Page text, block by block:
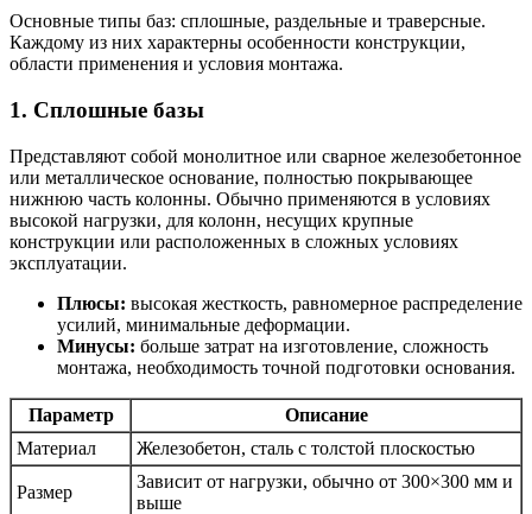
Основные типы баз: сплошные, раздельные и траверсные.
Каждому из них характерны особенности конструкции,
области применения и условия монтажа.
1. Сплошные базы
Представляют собой монолитное или сварное железобетонное
или металлическое основание, полностью покрывающее
нижнюю часть колонны. Обычно применяются в условиях
высокой нагрузки, для колонн, несущих крупные
конструкции или расположенных в сложных условиях
эксплуатации.
Плюсы: высокая жесткость, равномерное распределение
усилий, минимальные деформации.
Минусы: больше затрат на изготовление, сложность
монтажа, необходимость точной подготовки основания.
Параметр
Описание
Материал
Железобетон, сталь с толстой плоскостью
Размер
Зависит от нагрузки, обычно от 300×300 мм и
выше